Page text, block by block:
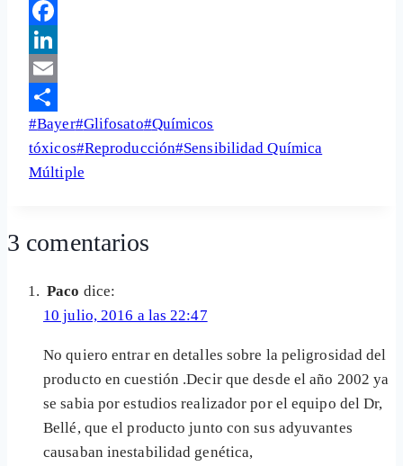
Telegram
Facebook
LinkedIn
Email
Share
Etiquetas
de
la
#Bayer#Glifosato#Químicos
tóxicos#Reproducción#Sensibilidad Química
Múltiple
3 comentarios
Paco dice:
10 julio, 2016 a las 22:47
No quiero entrar en detalles sobre la peligrosidad del
producto en cuestión .Decir que desde el año 2002 ya
se sabia por estudios realizador por el equipo del Dr,
Bellé, que el producto junto con sus adyuvantes
causaban inestabilidad genética,